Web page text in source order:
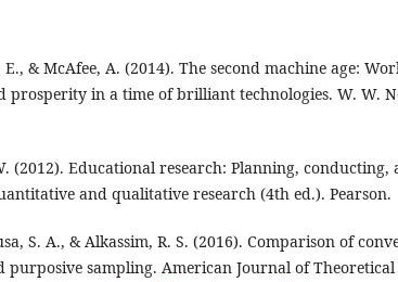
& McAfee, A. (2014). The second machine age:
prosperity in a time of brilliant technologies. W. W.
(2012). Educational research: Planning, conducting,
and qualitative research (4th ed.). Pearson.
S. A., & Alkassim, R. S. (2016). Comparison of
purposive sampling. American Journal of